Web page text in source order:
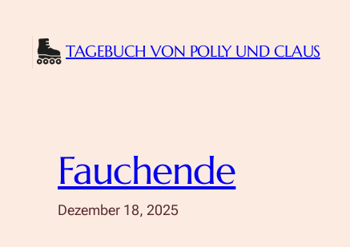
Inhalt
springen TAGEBUCH VON POLLY UND CLAUS
Fauchende
Dezember 18, 2025